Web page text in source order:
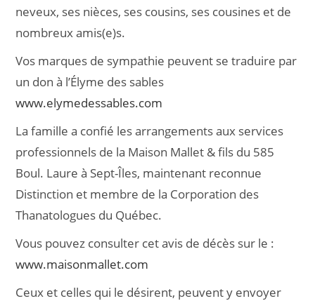
neveux, ses nièces, ses cousins, ses cousines et de
nombreux amis(e)s.
Vos marques de sympathie peuvent se traduire par
un don à l’Élyme des sables
www.elymedessables.com
La famille a confié les arrangements aux services
professionnels de la Maison Mallet & fils du 585
Boul. Laure à Sept-Îles, maintenant reconnue
Distinction et membre de la Corporation des
Thanatologues du Québec.
Vous pouvez consulter cet avis de décès sur le :
www.maisonmallet.com
Ceux et celles qui le désirent, peuvent y envoyer